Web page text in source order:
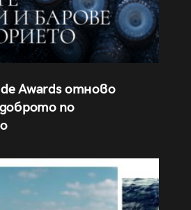
Awards отново
по